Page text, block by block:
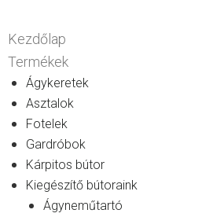
Kezdőlap
Termékek
Ágykeretek
Asztalok
Fotelek
Gardróbok
Kárpitos bútor
Kiegészítő bútoraink
Ágyneműtartó